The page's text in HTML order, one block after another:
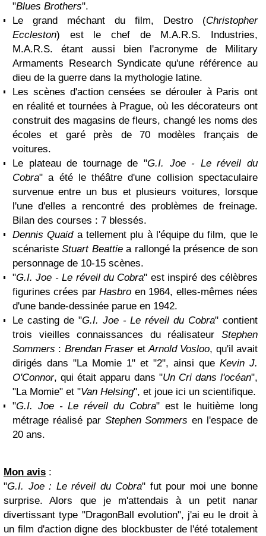
"Blues Brothers".
Le grand méchant du film, Destro (Christopher
Eccleston) est le chef de M.A.R.S. Industries,
M.A.R.S. étant aussi bien l'acronyme de Military
Armaments Research Syndicate qu'une référence au
dieu de la guerre dans la mythologie latine.
Les scènes d'action censées se dérouler à Paris ont
en réalité et tournées à Prague, où les décorateurs ont
construit des magasins de fleurs, changé les noms des
écoles et garé près de 70 modèles français de
voitures.
Le plateau de tournage de "G.I. Joe - Le réveil du
Cobra" a été le théâtre d'une collision spectaculaire
survenue entre un bus et plusieurs voitures, lorsque
l'une d'elles a rencontré des problèmes de freinage.
Bilan des courses : 7 blessés.
Dennis Quaida tellement plu à l'équipe du film, que le
scénaristeStuart Beattiea rallongé la présence de son
personnage de 10-15 scènes.
"G.I. Joe - Le réveil du Cobra" est inspiré des célèbres
figurines crées parHasbro en 1964, elles-mêmes nées
d'une bande-dessinée parue en 1942.
Le casting de "G.I. Joe - Le réveil du Cobra" contient
trois vieilles connaissances du réalisateur Stephen
Sommers : Brendan FraseretArnold Vosloo, qu'il avait
dirigés dans "La Momie 1" et "2", ainsi que Kevin J.
O'Connor, qui était apparu dans "Un Cri dans l'océan",
"La Momie" et "Van Helsing", et joue ici un scientifique.
"G.I. Joe - Le réveil du Cobra" est le huitième long
métrage réalisé par Stephen Sommers en l'espace de
20 ans.
Mon avis :
"G.I. Joe : Le réveil du Cobra" fut pour moi une bonne
surprise. Alors que je m'attendais à un petit nanar
divertissant type "DragonBall evolution", j'ai eu le droit à
un film d'action digne des blockbuster de l'été totalement